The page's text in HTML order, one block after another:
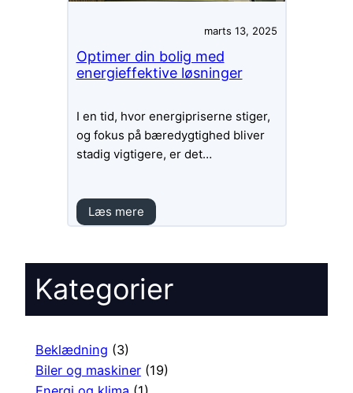
Kategorier
Beklædning (3)
Biler og maskiner(19)
marts 13, 2025
Optimer din bolig med
energieffektive løsninger
I en tid, hvor energipriserne stiger,
og fokus på bæredygtighed bliver
stadig vigtigere, er det…
Læs mere